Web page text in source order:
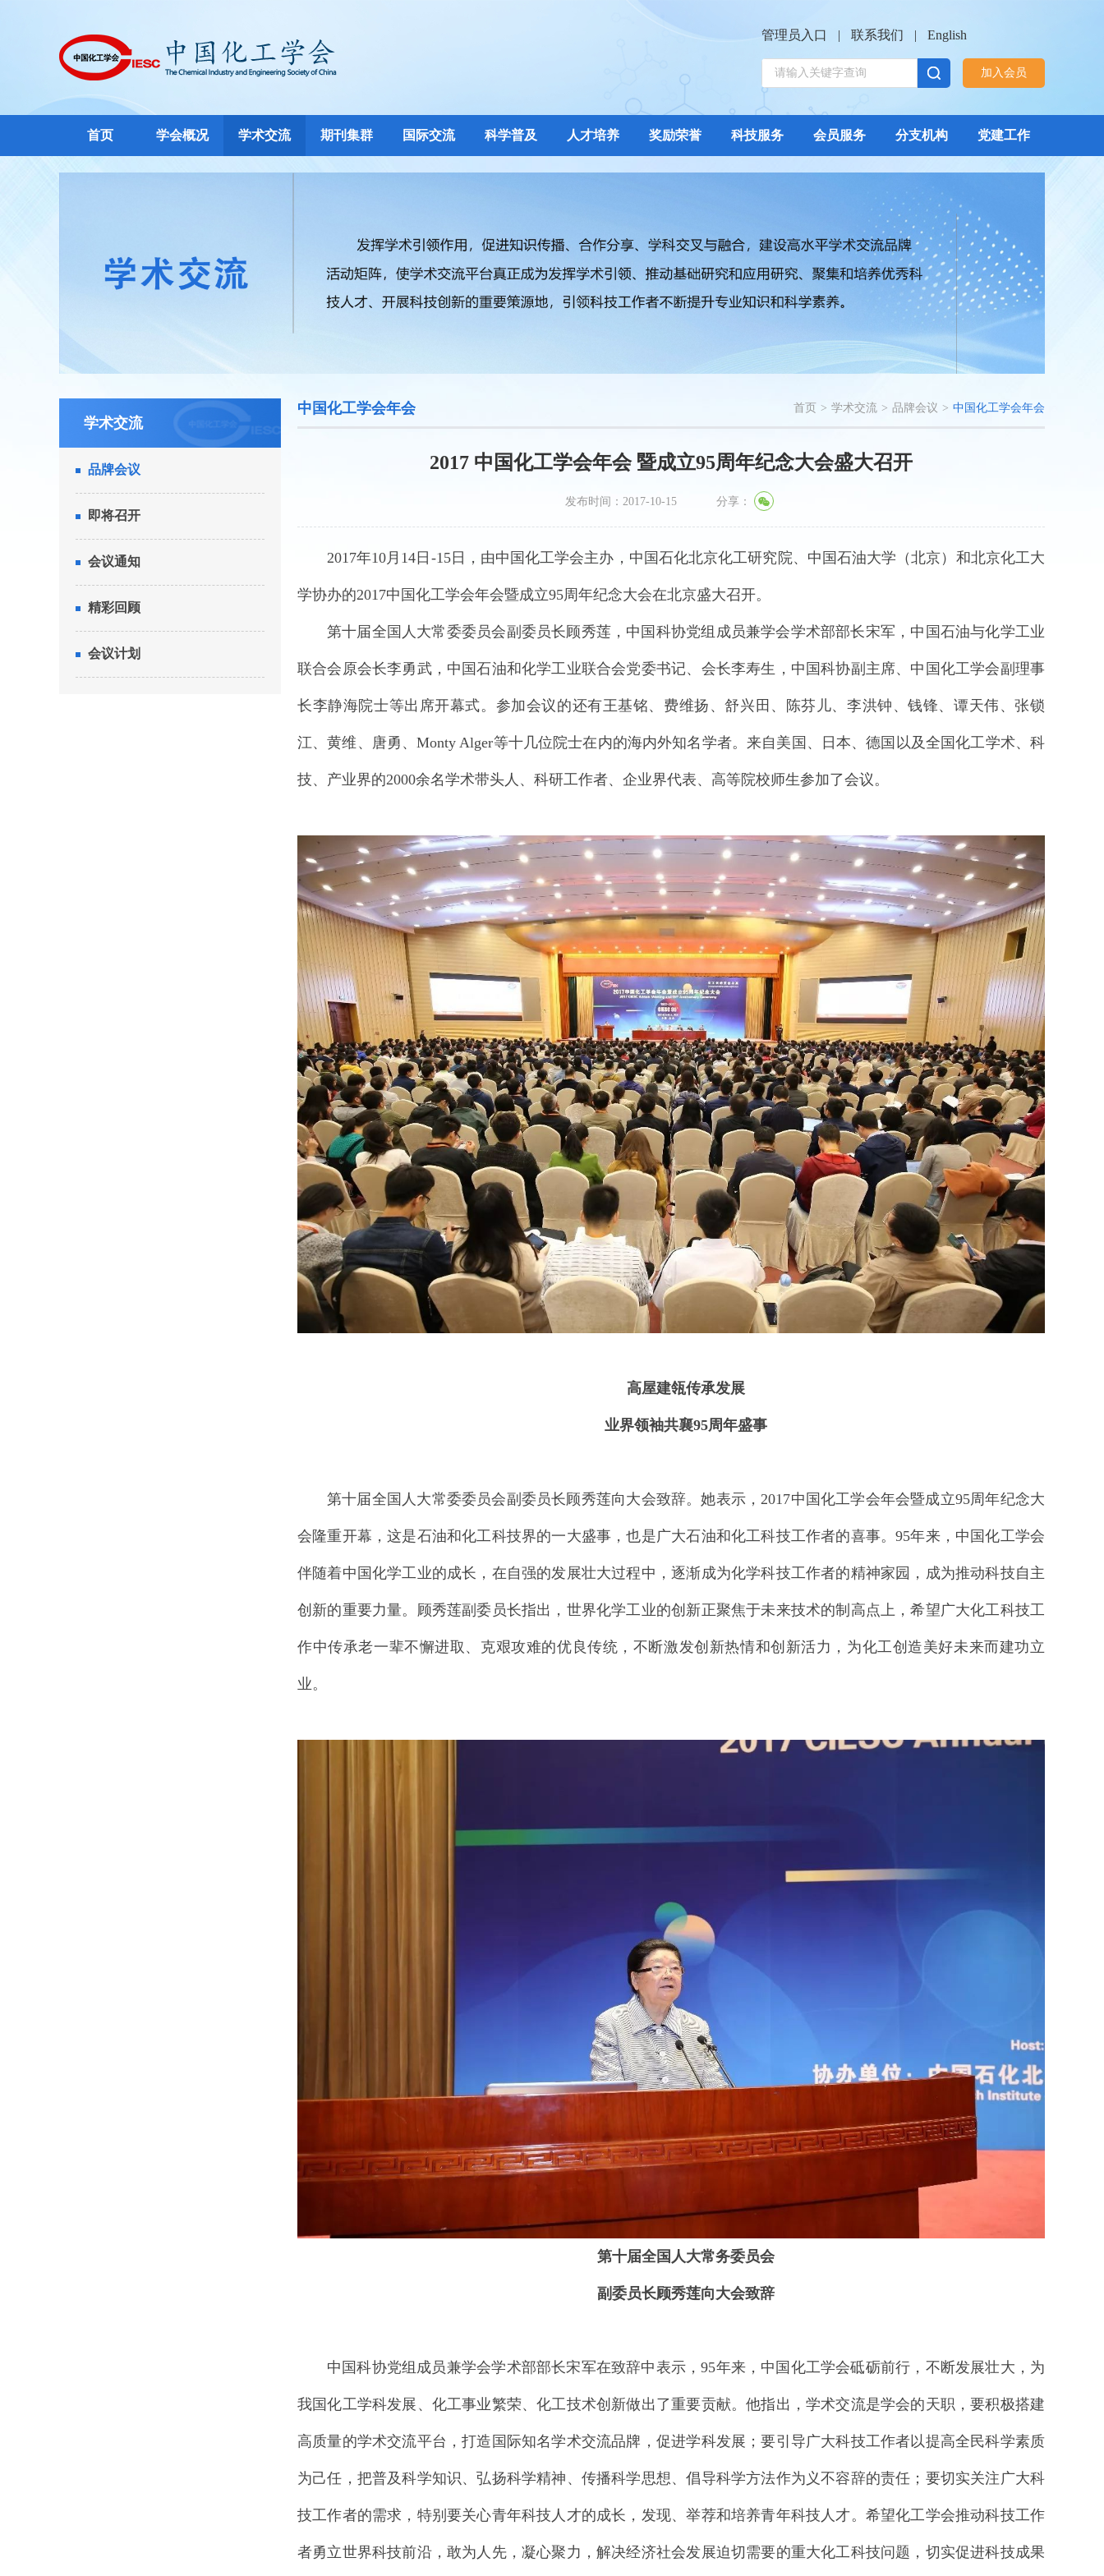
管理员入口 | 联系我们 | English
加入会员
首页 学会概况 学术交流 期刊集群 国际交流 科学普及 人才培养 奖励荣誉 科技服务 会员服务 分支机构 党建工作
学术交流
品牌会议
即将召开
会议通知
精彩回顾
会议计划
中国化工学会年会 首页 > 学术交流 > 品牌会议 > 中国化工学会年会
2017 中国化工学会年会 暨成立95周年纪念大会盛大召开
发布时间：2017-10-15 分享：
2017年10月14日-15日，由中国化工学会主办，中国石化北京化工研究院、中国石油大学（北京）和北京化工大
学协办的2017中国化工学会年会暨成立95周年纪念大会在北京盛大召开。
第十届全国人大常委委员会副委员长顾秀莲，中国科协党组成员兼学会学术部部长宋军，中国石油与化学工业
联合会原会长李勇武，中国石油和化学工业联合会党委书记、会长李寿生，中国科协副主席、中国化工学会副理事
长李静海院士等出席开幕式。参加会议的还有王基铭、费维扬、舒兴田、陈芬儿、李洪钟、钱锋、谭天伟、张锁
江、黄维、唐勇、Monty Alger等十几位院士在内的海内外知名学者。来自美国、日本、德国以及全国化工学术、科
技、产业界的2000余名学术带头人、科研工作者、企业界代表、高等院校师生参加了会议。
高屋建瓴传承发展
业界领袖共襄95周年盛事
第十届全国人大常委委员会副委员长顾秀莲向大会致辞。她表示，2017中国化工学会年会暨成立95周年纪念大
会隆重开幕，这是石油和化工科技界的一大盛事，也是广大石油和化工科技工作者的喜事。95年来，中国化工学会
伴随着中国化学工业的成长，在自强的发展壮大过程中，逐渐成为化学科技工作者的精神家园，成为推动科技自主
创新的重要力量。顾秀莲副委员长指出，世界化学工业的创新正聚焦于未来技术的制高点上，希望广大化工科技工
作中传承老一辈不懈进取、克艰攻难的优良传统，不断激发创新热情和创新活力，为化工创造美好未来而建功立
业。
第十届全国人大常务委员会
副委员长顾秀莲向大会致辞
中国科协党组成员兼学会学术部部长宋军在致辞中表示，95年来，中国化工学会砥砺前行，不断发展壮大，为
我国化工学科发展、化工事业繁荣、化工技术创新做出了重要贡献。他指出，学术交流是学会的天职，要积极搭建
高质量的学术交流平台，打造国际知名学术交流品牌，促进学科发展；要引导广大科技工作者以提高全民科学素质
为己任，把普及科学知识、弘扬科学精神、传播科学思想、倡导科学方法作为义不容辞的责任；要切实关注广大科
技工作者的需求，特别要关心青年科技人才的成长，发现、举荐和培养青年科技人才。希望化工学会推动科技工作
者勇立世界科技前沿，敢为人先，凝心聚力，解决经济社会发展迫切需要的重大化工科技问题，切实促进科技成果